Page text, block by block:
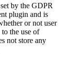
by the GDPR
plugin and is
or not user
to the use of
not store any